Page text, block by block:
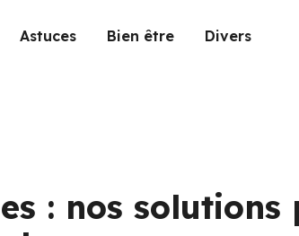
Astuces Bien être Divers
: nos solutions